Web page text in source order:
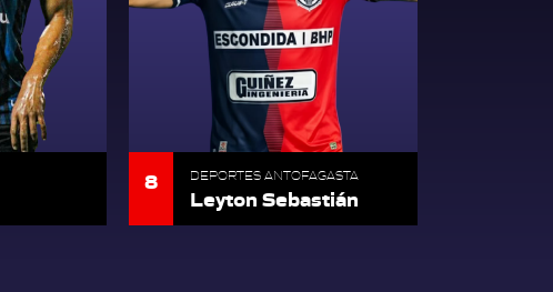
8 DEPORTES ANTOFAGASTA
Leyton Sebastián